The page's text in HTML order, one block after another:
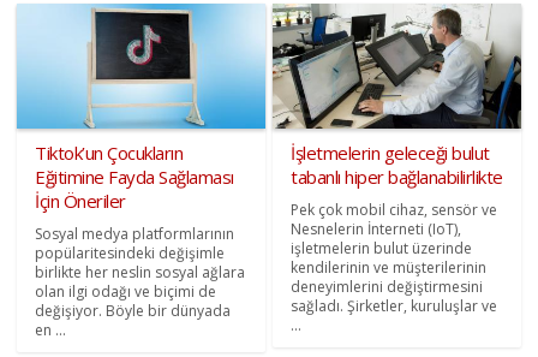
Tiktok’un Çocukların
Eğitimine Fayda Sağlaması
İçin Öneriler
Sosyal medya platformlarının
popülaritesindeki değişimle
birlikte her neslin sosyal ağlara
olan ilgi odağı ve biçimi de
değişiyor. Böyle bir dünyada
en ...
İşletmelerin geleceği bulut
tabanlı hiper bağlanabilirlikte
Pek çok mobil cihaz, sensör ve
Nesnelerin İnterneti (IoT),
işletmelerin bulut üzerinde
kendilerinin ve müşterilerinin
deneyimlerini değiştirmesini
sağladı. Şirketler, kuruluşlar ve
...